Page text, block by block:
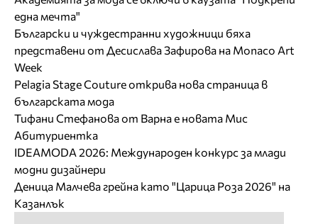
една мечта"
Български и чуждестранни художници бяха
представени от Десислава Зафирова на Monaco Art
Week
Pelagia Stage Couture открива нова страница в
българската мода
Тифани Стефанова от Варна е новата Мис
Абитуриентка
IDEAMODA 2026: Международен конкурс за млади
модни дизайнери
Деница Малчева грейна като "Царица Роза 2026" на
Казанлък